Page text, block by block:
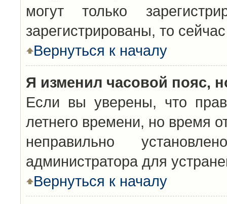
могут только
зарегистрированы, то
Вернуться к началу
Я изменил часовой пояс,
Если вы уверены, что
летнего времени, но время
неправильно
администратора для
Вернуться к началу